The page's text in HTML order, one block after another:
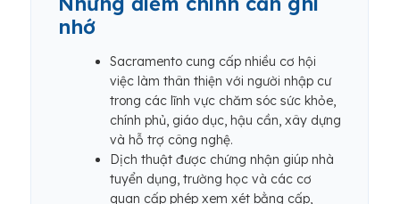
nhớ
Sacramento cung cấp nhiều cơ hội
việc làm thân thiện với người nhập cư
trong các lĩnh vực chăm sóc sức khỏe,
chính phủ, giáo dục, hậu cần, xây dựng
và hỗ trợ công nghệ.
Dịch thuật được chứng nhận giúp nhà
tuyển dụng, trường học và các cơ
quan cấp phép xem xét bằng cấp,